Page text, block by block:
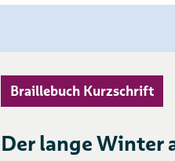
Braillebuch Kurzschrift
Der lange Winter